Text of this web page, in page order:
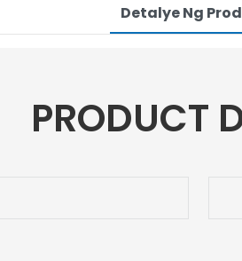
Detalye Ng
PRODUCT